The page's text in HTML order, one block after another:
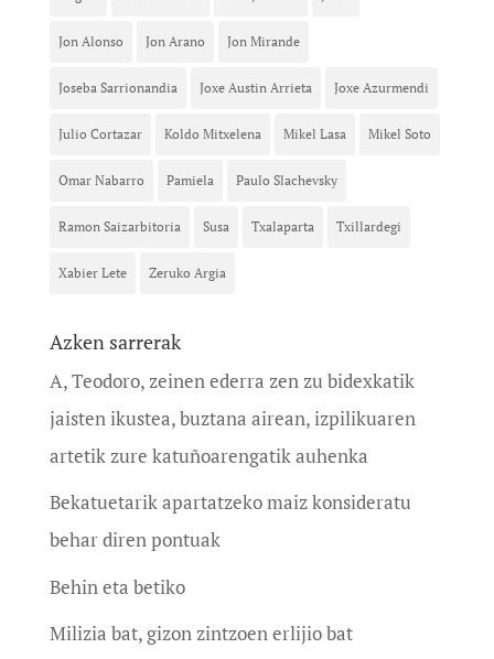
Jon Alonso Jon Arano Jon Mirande
Joseba Sarrionandia Joxe Austin Arrieta Joxe Azurmendi
Julio Cortazar Koldo Mitxelena Mikel Lasa Mikel Soto
Omar Nabarro Pamiela Paulo Slachevsky
Ramon Saizarbitoria Susa Txalaparta Txillardegi
Xabier Lete Zeruko Argia
Azken sarrerak
A, Teodoro, zeinen ederra zen zu bidexkatik
jaisten ikustea, buztana airean, izpilikuaren
artetik zure katuñoarengatik auhenka
Bekatuetarik apartatzeko maiz konsideratu
behar diren pontuak
Behin eta betiko
Milizia bat, gizon zintzoen erlijio bat